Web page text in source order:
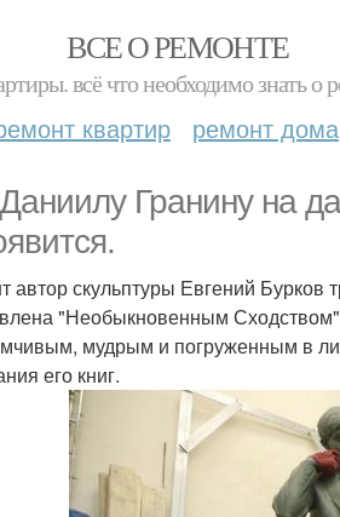
ВСЕ О РЕМОНТЕ
всё что необходимо знать
квартир ремонт дома
Гранину на
скульптуры Евгений Бурков
"Необыкновенным
мудрым и погруженным в
его книг.